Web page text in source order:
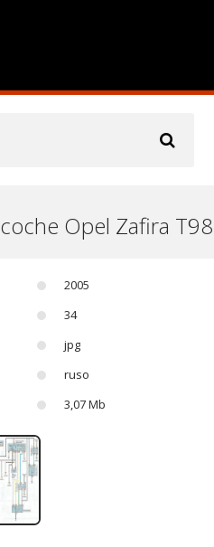
Opel Zafira
2005
34
jpg
ruso
3,07 Mb